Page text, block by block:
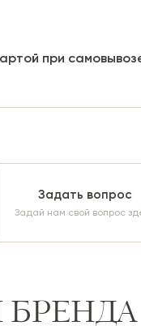
при
Задать вопрос
Задай нам свой вопрос
БРЕНДА